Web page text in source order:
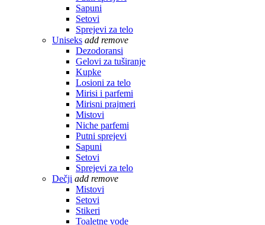
Sapuni
Setovi
Sprejevi za telo
Uniseks add remove
Dezodoransi
Gelovi za tuširanje
Kupke
Losioni za telo
Mirisi i parfemi
Mirisni prajmeri
Mistovi
Niche parfemi
Putni sprejevi
Sapuni
Setovi
Sprejevi za telo
Dečji add remove
Mistovi
Setovi
Stikeri
Toaletne vode